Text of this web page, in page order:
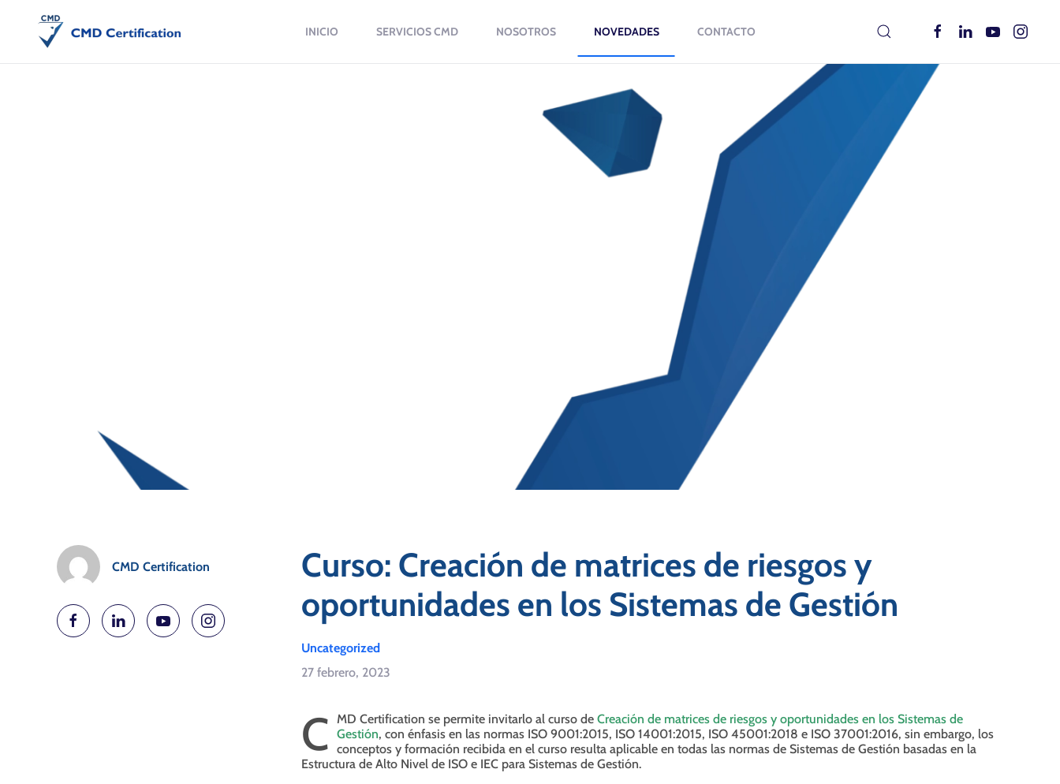
INICIO SERVICIOS CMD NOSOTROS NOVEDADES CONTACTO
CMD Certification
Curso: Creación de matrices de riesgos y
oportunidades en los Sistemas de Gestión
Uncategorized
27 febrero, 2023
C MD Certification se permite invitarlo al curso de Creación de matrices de riesgos y oportunidades en los Sistemas de
Gestión, con énfasis en las normas ISO 9001:2015, ISO 14001:2015, ISO 45001:2018 e ISO 37001:2016, sin embargo, los
conceptos y formación recibida en el curso resulta aplicable en todas las normas de Sistemas de Gestión basadas en la
Estructura de Alto Nivel de ISO e IEC para Sistemas de Gestión.